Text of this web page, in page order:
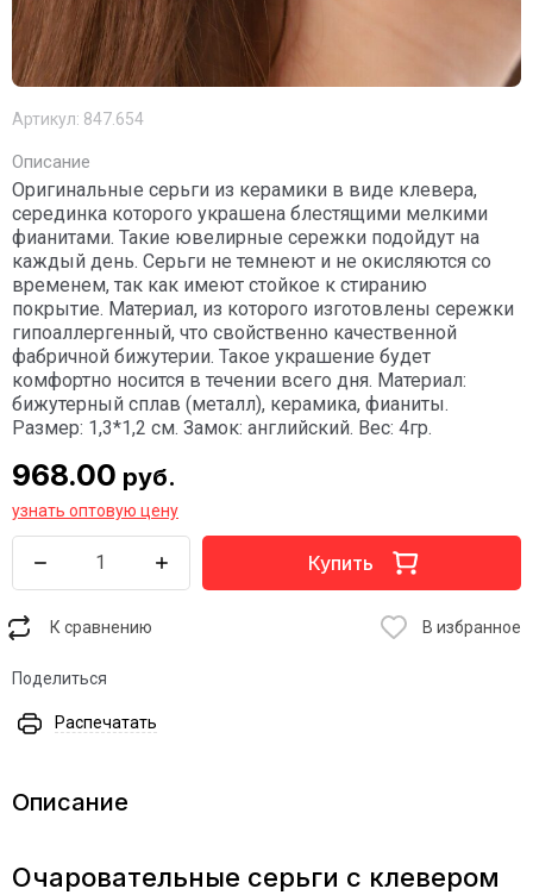
Артикул: 847.654
Описание
Оригинальные серьги из керамики в виде клевера,
серединка которого украшена блестящими мелкими
фианитами. Такие ювелирные сережки подойдут на
каждый день. Серьги не темнеют и не окисляются со
временем, так как имеют стойкое к стиранию
покрытие. Материал, из которого изготовлены сережки
гипоаллергенный, что свойственно качественной
фабричной бижутерии. Такое украшение будет
комфортно носится в течении всего дня. Материал:
бижутерный сплав (металл), керамика, фианиты.
Размер: 1,3*1,2 см. Замок: английский. Вес: 4гр.
968.00 руб.
узнать оптовую цену
Купить
К сравнению В избранное
Поделиться
Распечатать
Описание
Очаровательные серьги с клевером